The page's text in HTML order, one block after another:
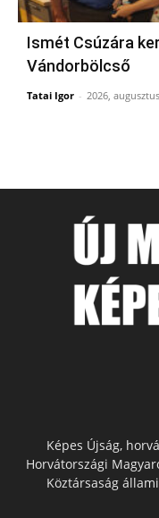
Ismét Csúzára
Vándorbölcső
Tatai Igor - 2026,
Képes Újság,
Horvátországi
Köztársaság